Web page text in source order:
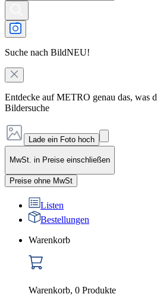
Suche nach BildNEU!
Entdecke auf METRO genau das, was
Bildersuche
Lade ein Foto hoch
MwSt. in Preise einschließen
Preise ohne MwSt
Listen
Bestellungen
Warenkorb
Warenkorb, 0 Produkte